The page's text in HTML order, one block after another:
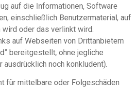
auf die Informationen, Software
einschließlich Benutzermaterial, auf
oder das verlinkt wird.
auf Webseiten von Drittanbietern
bereitgestellt, ohne jegliche
ausdrücklich noch konkludent).
für mittelbare oder Folgeschäden